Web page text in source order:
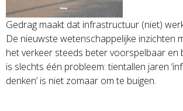
Gedrag maakt dat infrastructuur (niet)
De nieuwste wetenschappelijke inzichten
het verkeer steeds beter voorspelbaar en
is slechts één probleem: tientallen jaren
denken’ is niet zomaar om te buigen.